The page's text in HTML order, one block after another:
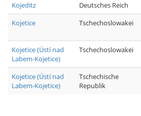
Kojeditz
Deutsches Reich
Kojetice
Tschechoslowakei
Kojetice (Ústí nad
Labem-Kojetice)
Tschechoslowakei
Kojetice (Ústí nad
Labem-Kojetice)
Tschechische
Republik